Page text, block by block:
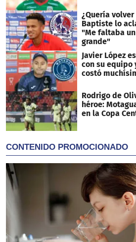
¿Quería
Baptiste lo
"Me faltaba
grande"
Javier López
con su equipo
costó
Rodrigo de
héroe:
en la Copa